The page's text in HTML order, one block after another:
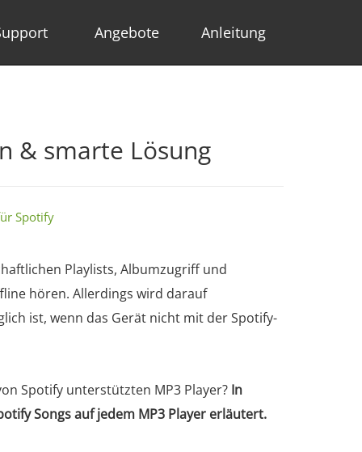
Angebote Anleitung
& smarte Lösung
Spotify
Playlists, Albumzugriff und
hören. Allerdings wird darauf
ist, wenn das Gerät nicht mit der Spotify-
Spotify unterstützten MP3 Player? In
Songs auf jedem MP3 Player erläutert.